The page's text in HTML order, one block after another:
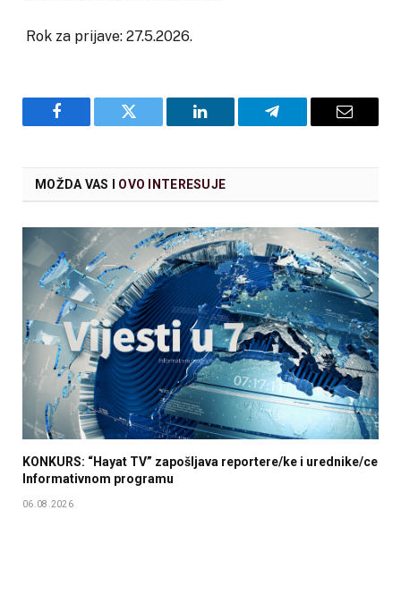
Rok za prijave: 27.5.2026.
Facebook Twitter LinkedIn Telegram Email
MOŽDA VAS I OVO INTERESUJE
KONKURS: “Hayat TV” zapošljava reportere/ke i urednike/ce
Informativnom programu
06.08.2026